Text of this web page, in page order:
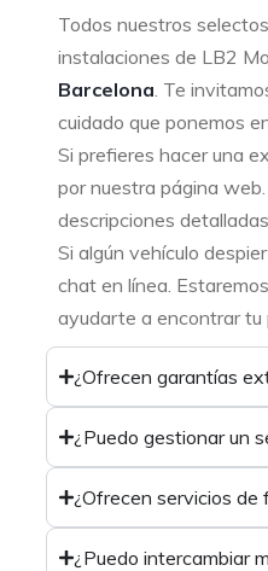
Todos nuestros
instalaciones de LB2
Barcelona. Te
cuidado que ponemos
Si prefieres hacer una
por nuestra página
descripciones
Si algún vehículo
chat en línea.
ayudarte a encontrar tu
¿Ofrecen garantías
¿Puedo gestionar un
¿Ofrecen servicios de
¿Puedo intercambiar